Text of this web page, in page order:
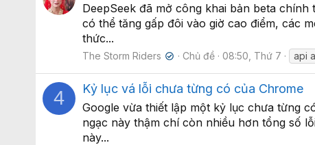
DeepSeek đã mở công khai bản beta
có thể tăng gấp đôi vào giờ cao điểm, các
thức...
The Storm Riders ✔ Chủ đề 08:50, Thứ 7 api
4 Kỷ lục vá lỗi chưa từng có của Chrome
Google vừa thiết lập một kỷ lục chưa từng
ngạc này thậm chí còn nhiều hơn tổng số
này...